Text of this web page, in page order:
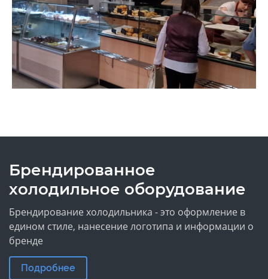
Брендированное
холодильное оборудование
Брендирование холодильника - это оформление в
едином стиле, нанесение логотипа и информации о
бренде
Подробнее